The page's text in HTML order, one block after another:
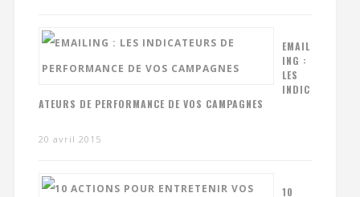
EMAIL
ING :
LES
INDIC
ATEURS DE PERFORMANCE DE VOS CAMPAGNES
20 avril 2015
10